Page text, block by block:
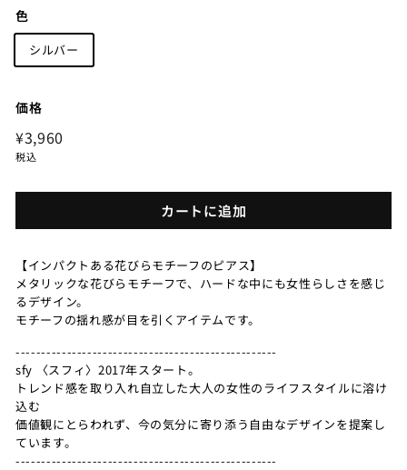
色
シルバー
価格
定
価
¥3,960
税込
カートに追加
【インパクトある花びらモチーフのピアス】
メタリックな花びらモチーフで、ハードな中にも女性らしさを感じ
るデザイン。
モチーフの揺れ感が目を引くアイテムです。
---------------------------------------------------
sfy 〈スフィ〉2017年スタート。
トレンド感を取り入れ自立した大人の女性のライフスタイルに溶け
込む
価値観にとらわれず、今の気分に寄り添う自由なデザインを提案し
ています。
---------------------------------------------------